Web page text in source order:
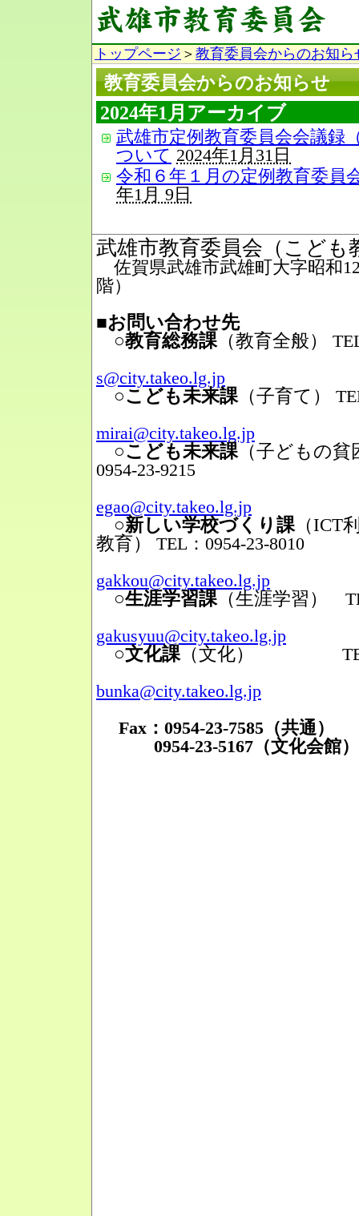
トップページ ＞ 教育委員会からのお知ら
教育委員会からのお知らせ
2024年1月アーカイブ
武雄市定例教育委員会会議録
ついて 2024年1月31日
令和６年１月の定例教育委員
年1月 9日
武雄市教育委員会（こども
佐賀県武雄市武雄町大字昭和
階）
■お問い合わせ先
○教育総務課（教育全般）
s@city.takeo.lg.jp
○こども未来課（子育て）
mirai@city.takeo.lg.jp
○こども未来課（子どもの貧
0954-23-9215
egao@city.takeo.lg.jp
○新しい学校づくり課（ICT
教育）
TEL：0954-23-8010
gakkou@city.takeo.lg.jp
○生涯学習課（生涯学習）
gakusyuu@city.takeo.lg.jp
○文化課（文化）
TEL：
bunka@city.takeo.lg.jp
Fax：0954-23-7585（共通）
0954-23-5167（文化会館）